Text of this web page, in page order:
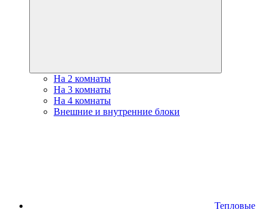
На 2 комнаты
На 3 комнаты
На 4 комнаты
Внешние и внутренние блоки
Тепловые